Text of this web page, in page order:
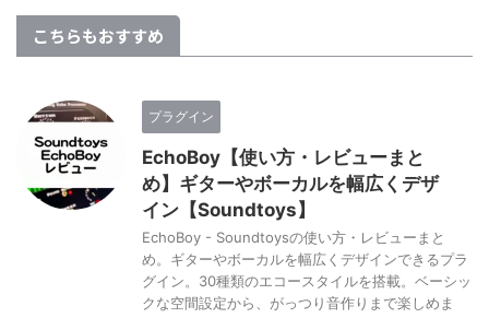
こちらもおすすめ
プラグイン
EchoBoy【使い方・レビューまと
め】ギターやボーカルを幅広くデザ
イン【Soundtoys】
EchoBoy - Soundtoysの使い方・レビューまと
め。ギターやボーカルを幅広くデザインできるプラ
グイン。30種類のエコースタイルを搭載。ベーシッ
クな空間設定から、がっつり音作りまで楽しめま